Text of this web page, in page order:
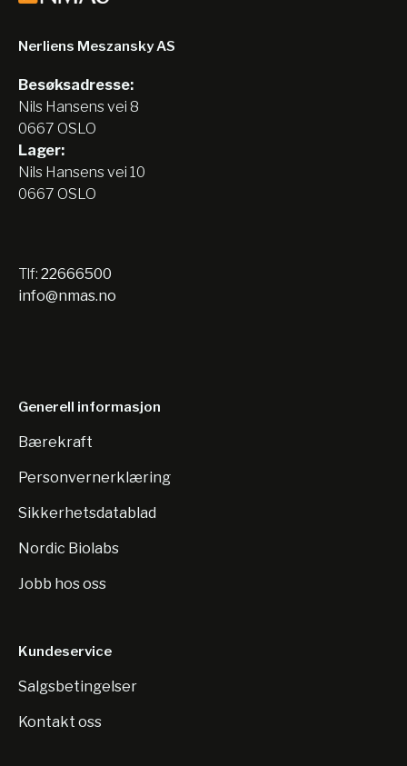
Nerliens Meszansky AS
Besøksadresse:
Nils Hansens vei 8
0667 OSLO
Lager:
Nils Hansens vei 10
0667 OSLO
Tlf: 22666500
info@nmas.no
Generell informasjon
Bærekraft
Personvernerklæring
Sikkerhetsdatablad
Nordic Biolabs
Jobb hos oss
Kundeservice
Salgsbetingelser
Kontakt oss